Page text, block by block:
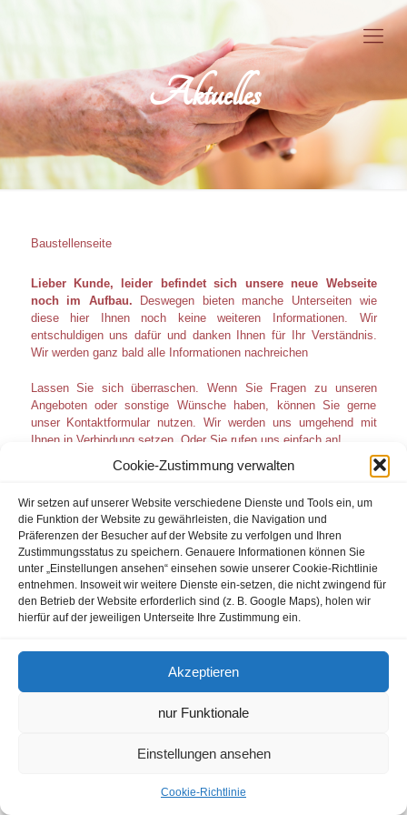
Cookie-Zustimmung verwalten
Wir setzen auf unserer Website verschiedene Dienste und Tools ein, um
die Funktion der Website zu gewährleisten, die Navigation und
Präferenzen der Besucher auf der Website zu verfolgen und Ihren
Zustimmungsstatus zu speichern. Genauere Informationen können Sie
unter „Einstellungen ansehen“ einsehen sowie unserer Cookie-Richtlinie
entnehmen. Insoweit wir weitere Dienste ein-setzen, die nicht zwingend für
den Betrieb der Website erforderlich sind (z. B. Google Maps), holen wir
hierfür auf der jeweiligen Unterseite Ihre Zustimmung ein.
Akzeptieren
nur Funktionale
Einstellungen ansehen
Cookie-Richtlinie
Aktuelles
Baustellenseite
Lieber Kunde, leider befindet sich unsere neue Webseite
noch im Aufbau. Deswegen bieten manche Unterseiten wie
diese hier Ihnen noch keine weiteren Informationen. Wir
entschuldigen uns dafür und danken Ihnen für Ihr Verständnis.
Wir werden ganz bald alle Informationen nachreichen
Lassen Sie sich überraschen. Wenn Sie Fragen zu unseren
Angeboten oder sonstige Wünsche haben, können Sie gerne
unser Kontaktformular nutzen. Wir werden uns umgehend mit
Ihnen in Verbindung setzen. Oder Sie rufen uns einfach an!
JobsIDatenschutzbestimmungenI Impressum
IKontakt